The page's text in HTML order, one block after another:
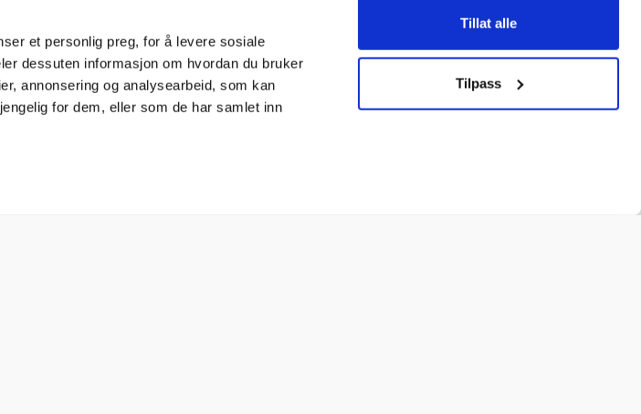
et personlig preg, for å levere sosiale
dessuten informasjon om hvordan du bruker
annonsering og analysearbeid, som kan
for dem, eller som de har samlet inn
Tillat alle
Tilpass